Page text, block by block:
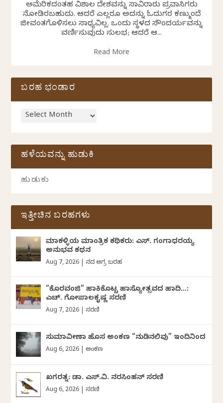
ಅಮೆರಿಕದಂತಹ ವಿಶಾಲ ದೇಶವನ್ನು ಸಾವಿರಾರು ಪ್ರವಾಸಿಗರು
ನೋಡಿರಬಹುದು. ಆದರೆ ಎಲ್ಲರೂ ಅದನ್ನು ಓದುಗರ ಕಣ್ಮುಂದೆ
ಜೀವಂತಗೊಳಿಸಲು ಸಾಧ್ಯವಿಲ್ಲ. ಒಂದು ಸ್ಥಳದ ಸೌಂದರ್ಯವನ್ನು
ವರ್ಣಿಸುವುದು ಸುಲಭ; ಆದರೆ ಆ...
Read More
ಬರಹ ಭಂಡಾರ
ಹಳೆಯವನ್ನು ಹುಡುಕಿ
ಇತ್ತೀಚಿನ ಬರಹಗಳು
ಮಾಕಳ್ಳಿಯ ಮಾಂತ್ರಿಕ ಕಥಿಕರು: ಎಸ್. ಗಂಗಾಧರಯ್ಯ
ಅನುಭವ ಕಥನ
Aug 7, 2026 ದಿನದ ಅಗ್ರ ಬರಹ
“ಕೊರವಂಜಿ” ಹಾಕಿಕೊಟ್ಟ ಹಾಸ್ಯೋತ್ಸವದ ಹಾದಿ…:
ಎಚ್. ಗೋಪಾಲಕೃಷ್ಣ ಸರಣಿ
Aug 7, 2026 ಸರಣಿ
ಸುಮಾವೀಣಾ ಹೊಸ ಅಂಕಣ “ನುಡಿನಲಿವು” ಇಂದಿನಿಂದ
Aug 6, 2026 ಅಂಕಣ
ಖಗರತ್ನ: ಡಾ. ಎಸ್.ವಿ. ನರಸಿಂಹನ್‌‌ ಸರಣಿ
Aug 6, 2026 ಸರಣಿ